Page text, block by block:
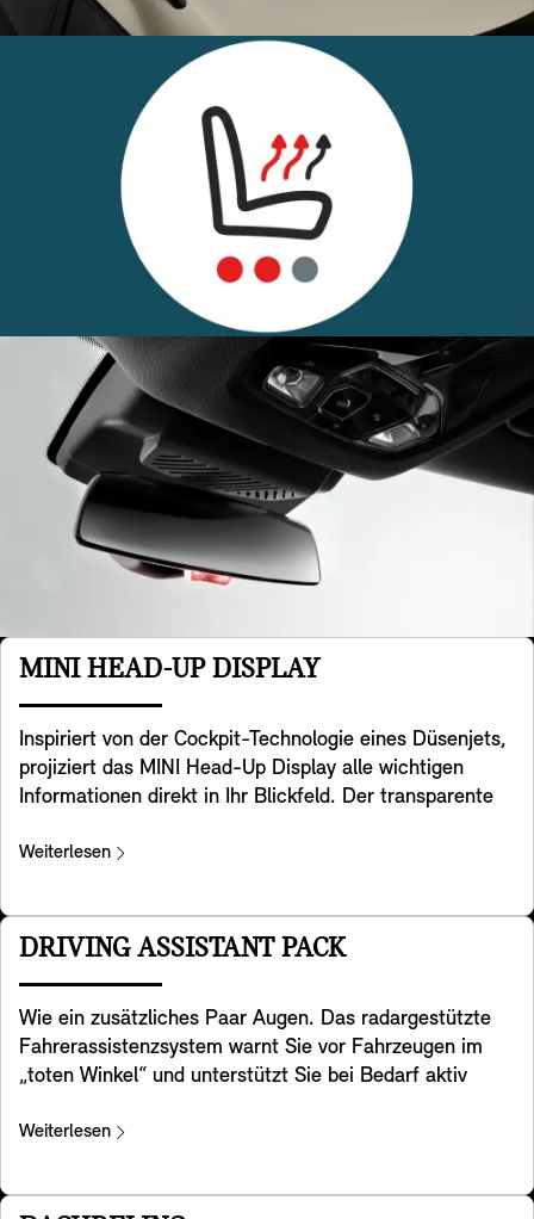
MINI HEAD-UP DISPLAY
Inspiriert von der Cockpit-Technologie eines Düsenjets,
projiziert das MINI Head-Up Display alle wichtigen
Informationen direkt in Ihr Blickfeld. Der transparente
zeigt wichtige Daten wie Geschwindigkeit, Navigation,
Entertainmentfunktionen an. Die Darstellung ist extrem
klar und auch bei direkter Sonneneinstrahlung sehr gut
Bedürfnisse anpassen. Außerdem passt sich die
Darstellung an den von Ihnen gewählten MINI
Experience Mode an, sodass Sie ein konsistentes und
Weiterlesen
DRIVING ASSISTANT PACK
Wie ein zusätzliches Paar Augen. Das radargestützte
Fahrerassistenzsystem warnt Sie vor Fahrzeugen im
„toten Winkel“ und unterstützt Sie bei Bedarf aktiv
hinaus hilft er Ihnen beim Rückwärtsfahren mit Ihrem
Blick behält. Um Kollisionen im Heckbereich zu
Weiterlesen